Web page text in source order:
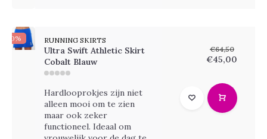
-30% RUNNING SKIRTS
Ultra Swift Athletic Skirt
Cobalt Blauw
Hardlooprokjes zijn niet
alleen mooi om te zien
maar ook zeker
functioneel. Ideaal om
€64,50
€45,00